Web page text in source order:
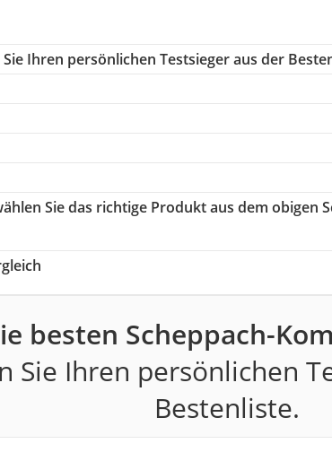
Ihren persönlichen Testsieger aus der
Sie das richtige Produkt aus dem obigen
besten Scheppach-
Sie Ihren persönlichen
Bestenliste.